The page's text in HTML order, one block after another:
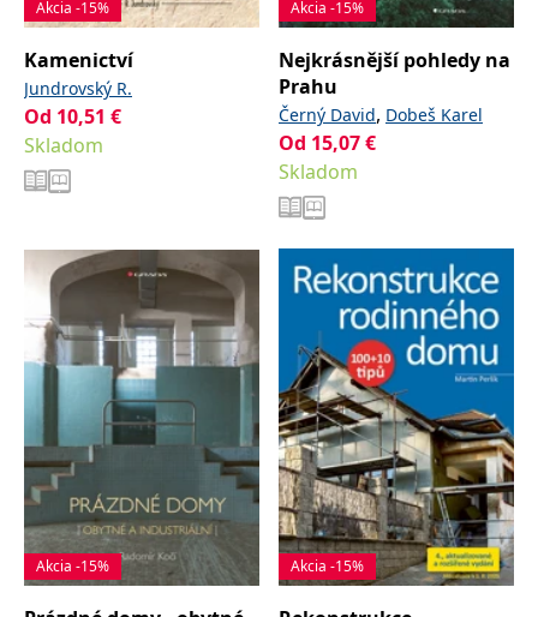
Akcia -15%
Kamenictví
Jundrovský R.
Od 10,51 €
Skladom
Akcia -15%
Nejkrásnější pohledy na
Prahu
Černý David, Dobeš Karel
Od 15,07€
Skladom
Akcia -15% Akcia -15%